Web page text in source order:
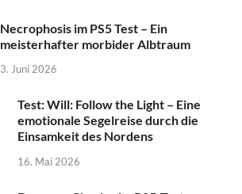
Necrophosis im PS5 Test – Ein
meisterhafter morbider Albtraum
3. Juni 2026
Test: Will: Follow the Light – Eine
emotionale Segelreise durch die
Einsamkeit des Nordens
16. Mai 2026